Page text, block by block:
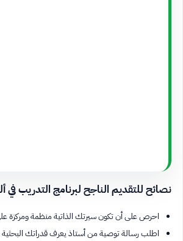
نصائح للتقديم الناجح لبرنامج التدريب في
احرص على أن تكون سيرتك الذاتية منظمة ومركزة
اطلب رسالة توصية من أستاذ يعرف قدراتك البحثية